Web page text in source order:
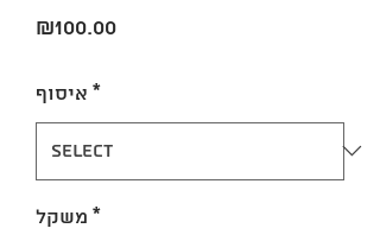
₪100.00Price
איסוף *
משקל *